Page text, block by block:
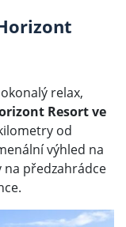
relax,
Resort ve
od
výhled na
na předzahrádce